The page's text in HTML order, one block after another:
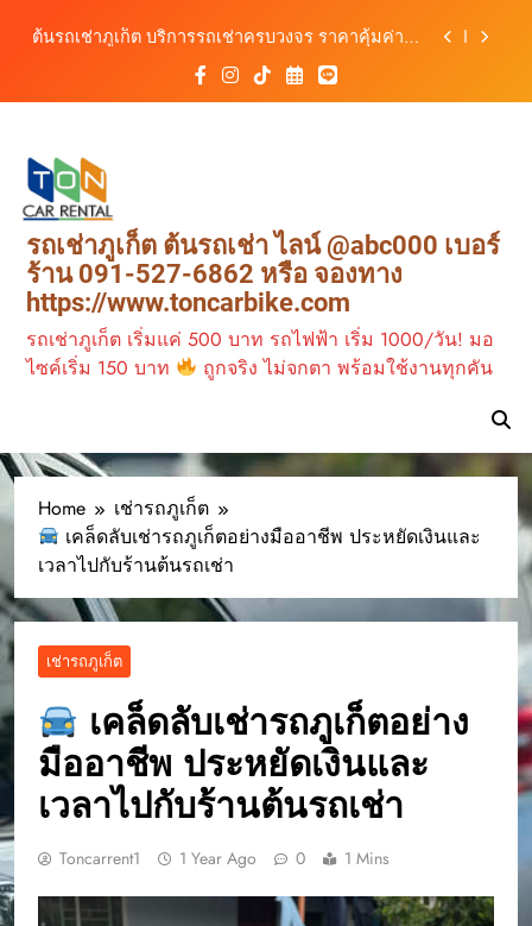
เช่ารถมอเตอร์ไซค์ภูเก็ต กับต้นรถเช่า เดินทาง
ต้นรถเช่า ครบทุกฟังก์ชันการใช้งาน ครบทุกประเภท
รถ ตอบโจทย์ทุกการเดินทางในภูเก็ต
สิงหาคม–ตุลาคม 2569
ต้นรถเช่าภูเก็ต บริการรถเช่าครบวงจร ราคาคุ้มค่า
เดินทางสะดวกทุกเส้นทาง
เช่ารถมอเตอร์ไซค์ภูเก็ต กับต้นรถเช่า เดินทาง
สะดวก ราคาประหยัด เริ่มต้นเพียง 150 บาท/วัน
ต้นรถเช่า ครบทุกฟังก์ชันการใช้งาน ครบทุกประเภท
รถ ตอบโจทย์ทุกการเดินทางในภูเก็ต
รถเช่าภูเก็ต ต้นรถเช่า ไลน์ @abc000 เบอร์
ร้าน 091-527-6862 หรือ จองทาง
https://www.toncarbike.com
รถเช่าภูเก็ต เริ่มแค่ 500 บาท รถไฟฟ้า เริ่ม 1000/วัน! มอ
ไซค์เริ่ม 150 บาท
ถูกจริง ไม่จกตา พร้อมใช้งานทุกคัน
Home
เช่ารถภูเก็ต
เคล็ดลับเช่ารถภูเก็ตอย่างมืออาชีพ ประหยัดเงินและ
เวลาไปกับร้านต้นรถเช่า
เช่ารถภูเก็ต
เคล็ดลับเช่ารถภูเก็ตอย่าง
มืออาชีพ ประหยัดเงินและ
เวลาไปกับร้านต้นรถเช่า
Toncarrent1 1 Year Ago 0 1 Mins